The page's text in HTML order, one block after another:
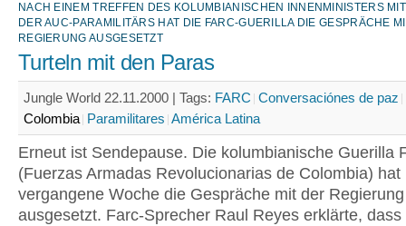
NACH EINEM TREFFEN DES KOLUMBIANISCHEN INNENMINISTERS
DER AUC-PARAMILITÄRS HAT DIE FARC-GUERILLA DIE GESPRÄCHE
REGIERUNG AUSGESETZT
Turteln mit den Paras
Jungle World 22.11.2000 | Tags: FARC Conversaciónes de paz
Colombia Paramilitares América Latina
Erneut ist Sendepause. Die kolumbianische Guerilla
(Fuerzas Armadas Revolucionarias de Colombia) hat
vergangene Woche die Gespräche mit der
ausgesetzt. Farc-Sprecher Raul Reyes erklärte,